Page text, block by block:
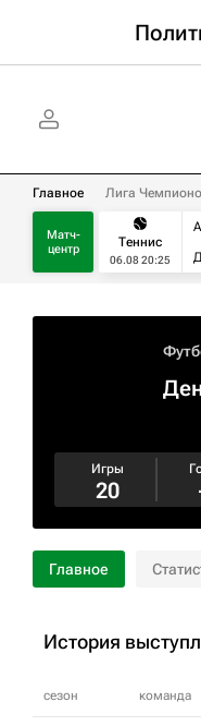
Главное Лига
Матч-
центр
Теннис
06.08 20:25
Игры
20
Главное
История
сезон команда